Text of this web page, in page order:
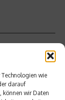
wie
darauf
können wir Daten